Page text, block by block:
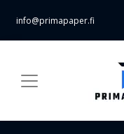
info@primapaper.fi